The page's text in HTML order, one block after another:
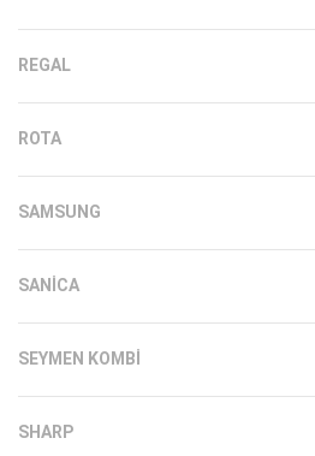
REGAL
ROTA
SAMSUNG
SANICA
SEYMEN KOMBI
SHARP